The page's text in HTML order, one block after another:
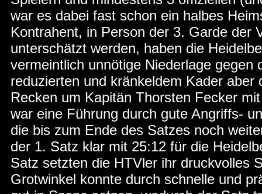
war es dabei fast schon ein halbes
Kontrahent, in Person der 3. Garde der
unterschätzt werden, haben die
vermeintlich unnötige Niederlage gegen
reduzierten und kränkeldem Kader
Recken um Kapitän Thorsten Fecker
war eine Führung durch gute Angriffs-
die bis zum Ende des Satzes noch
der 1. Satz klar mit 25:12 für die
Satz setzten die HTVler ihr druckvolles
Grotwinkel konnte durch schnelle und